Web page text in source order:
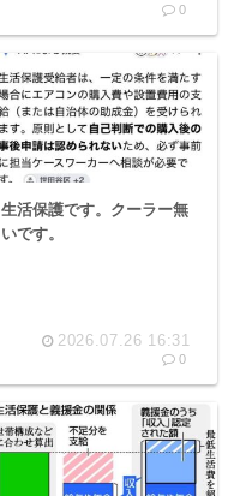
0
生活保護です。クーラー無
いです。
2026.07.26 16:31
0